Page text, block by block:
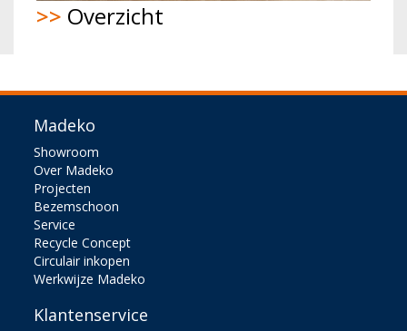
>> Overzicht
Madeko
Showroom
Over Madeko
Projecten
Bezemschoon
Service
Recycle Concept
Circulair inkopen
Werkwijze Madeko
Klantenservice